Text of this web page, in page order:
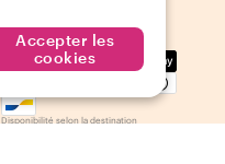
Nous acceptons
Mastercard, Visa, Amex,
Disponibilité selon la destination
Accepter les
cookies